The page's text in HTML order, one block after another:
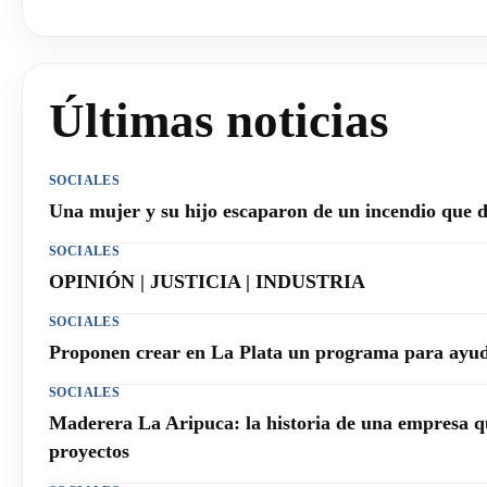
Últimas noticias
SOCIALES
Una mujer y su hijo escaparon de un incendio que
SOCIALES
OPINIÓN | JUSTICIA | INDUSTRIA
SOCIALES
Proponen crear en La Plata un programa para
SOCIALES
Maderera La Aripuca: la historia de una empresa
proyectos